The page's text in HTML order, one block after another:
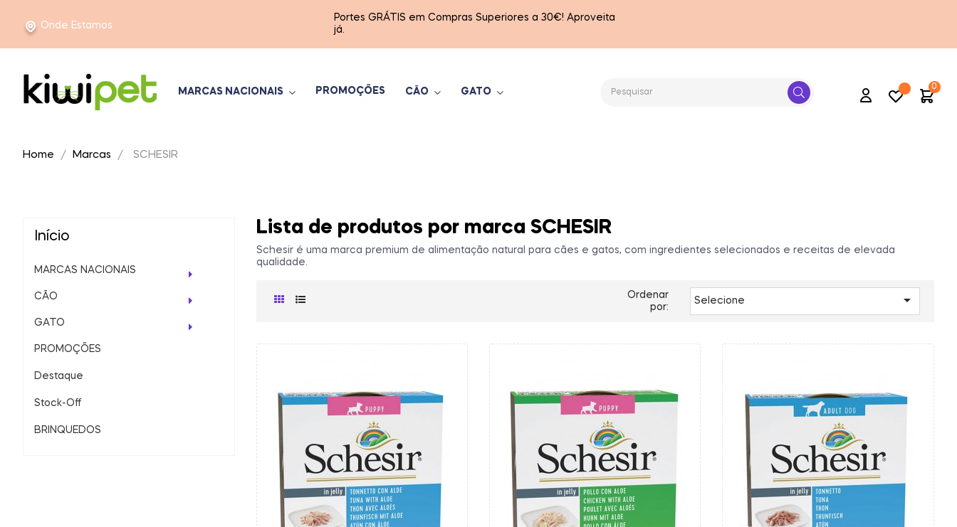
Onde Estamos
Portes GRÁTIS em Compras Superiores a 30€! Aproveita
já.
MARCAS NACIONAIS PROMOÇÕES CÃO GATO
0
Home Marcas SCHESIR
Início
MARCAS NACIONAIS
CÃO
GATO
PROMOÇÕES
Destaque
Stock-Off
BRINQUEDOS
Lista de produtos por marca SCHESIR
Schesir é uma marca premium de alimentação natural para cães e gatos, com ingredientes selecionados e receitas de elevada
qualidade.
Ordenar
por:
Selecione 